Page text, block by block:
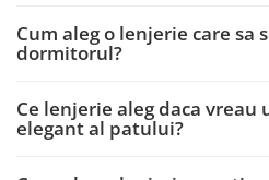
Cum aleg o lenjerie care sa
dormitorul?
Ce lenjerie aleg daca vreau
elegant al patului?